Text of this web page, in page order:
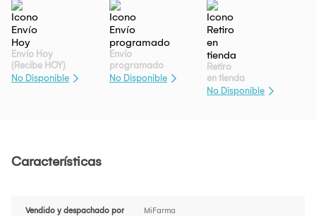
Envío Hoy
(Recibe HOY)
No Disponible
Envío
programado
No Disponible
Retiro
en tienda
No Disponible
Características
Vendido y despachado por MiFarma